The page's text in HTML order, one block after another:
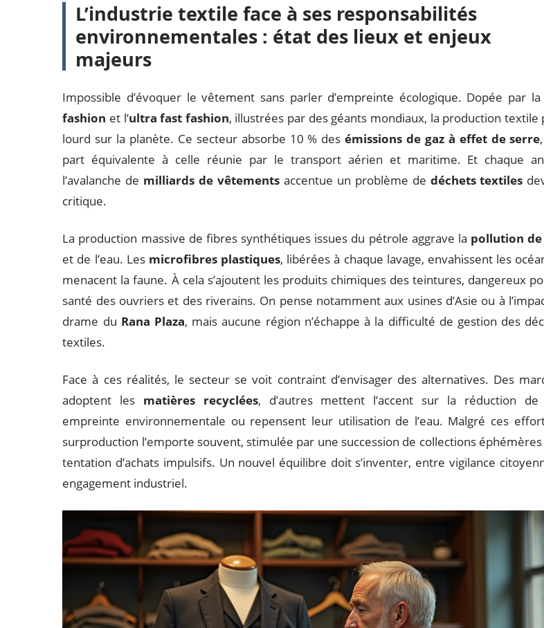
L’industrie textile face à ses responsabilités
environnementales : état des lieux et enjeux
majeurs
Impossible d’évoquer le vêtement sans parler d’empreinte écologique. Dopée par
fashion et l’ultra fast fashion, illustrées par des géants mondiaux, la production textile
lourd sur la planète. Ce secteur absorbe 10 % desémissions de gaz à effet de serre
part équivalente à celle réunie par le transport aérien et maritime. Et chaque
l’avalanche de milliards de vêtements accentue un problème de déchets textiles
critique.
La production massive de fibres synthétiques issues du pétrole aggrave la pollution de
et de l’eau. Les microfibres plastiques, libérées à chaque lavage, envahissent les
menacent la faune. À cela s’ajoutent les produits chimiques des teintures, dangereux
santé des ouvriers et des riverains. On pense notamment aux usines d’Asie ou à
drame du Rana Plaza, mais aucune région n’échappe à la difficulté de gestion des
textiles.
Face à ces réalités, le secteur se voit contraint d’envisager des alternatives. Des
adoptent les matières recyclées, d’autres mettent l’accent sur la réduction de
empreinte environnementale ou repensent leur utilisation de l’eau. Malgré ces
surproduction l’emporte souvent, stimulée par une succession de collections éphémères
tentation d’achats impulsifs. Un nouvel équilibre doit s’inventer, entre vigilance
engagement industriel.